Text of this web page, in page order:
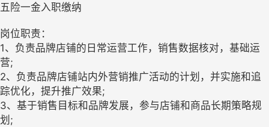
五险一金入职缴纳
岗位职责：
1、负责品牌店铺的日常运营工作，销售数据核对，基础运
营;
2、负责品牌店铺站内外营销推广活动的计划，并实施和追
踪优化，提升推广效果;
3、基于销售目标和品牌发展，参与店铺和商品长期策略规
划;